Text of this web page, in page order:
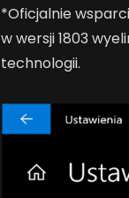
*Oficjalnie
w wersji 1803
technologii.